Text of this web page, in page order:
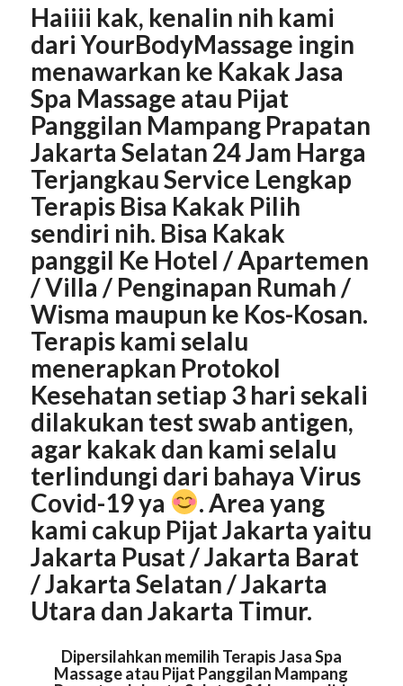
Haiiii kak, kenalin nih kami
dari YourBodyMassage ingin
menawarkan ke Kakak Jasa
Spa Massage atau Pijat
Panggilan Mampang Prapatan
Jakarta Selatan 24 Jam Harga
Terjangkau Service Lengkap
Terapis Bisa Kakak Pilih
sendiri nih. Bisa Kakak
panggil Ke Hotel / Apartemen
/ Villa / Penginapan Rumah /
Wisma maupun ke Kos-Kosan.
Terapis kami selalu
menerapkan Protokol
Kesehatan setiap 3 hari sekali
dilakukan test swab antigen,
agar kakak dan kami selalu
terlindungi dari bahaya Virus
Covid-19 ya
. Area yang
kami cakup PijatJakarta yaitu
Jakarta Pusat / Jakarta Barat
/ Jakarta Selatan / Jakarta
Utara dan Jakarta Timur.
Dipersilahkan memilih Terapis Jasa Spa
Massage atau Pijat Panggilan Mampang